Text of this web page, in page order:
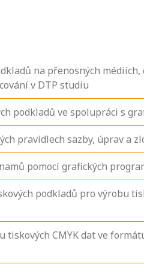
na přenosných
v DTP studiu
podkladů ve spolupráci s
pravidlech sazby, úprav a
pomocí grafických
podkladů pro výrobu
CMYK dat ve